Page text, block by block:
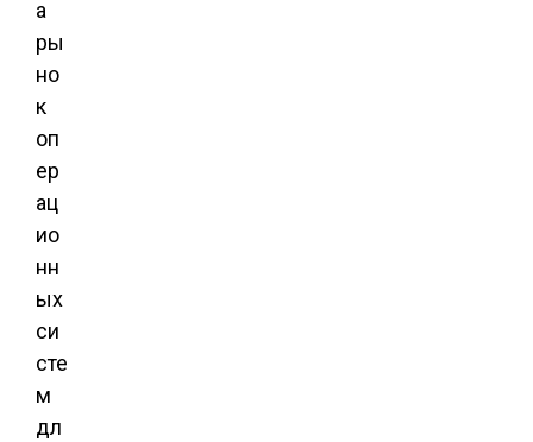
а
ры
но
к
оп
ер
ац
ио
нн
ых
си
сте
м
дл